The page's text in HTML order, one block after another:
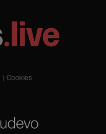
Cookies